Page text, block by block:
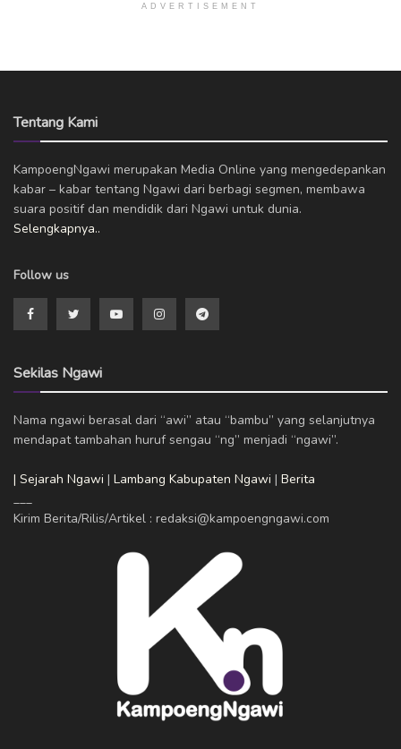
ADVERTISEMENT
Tentang Kami
KampoengNgawi merupakan Media Online yang mengedepankan
kabar – kabar tentang Ngawi dari berbagi segmen, membawa
suara positif dan mendidik dari Ngawi untuk dunia.
Selengkapnya..
Follow us
Sekilas Ngawi
Nama ngawi berasal dari “awi” atau “bambu” yang selanjutnya
mendapat tambahan huruf sengau “ng” menjadi “ngawi”.
| Sejarah Ngawi | Lambang Kabupaten Ngawi | Berita
Kirim Berita/Rilis/Artikel : redaksi@kampoengngawi.com